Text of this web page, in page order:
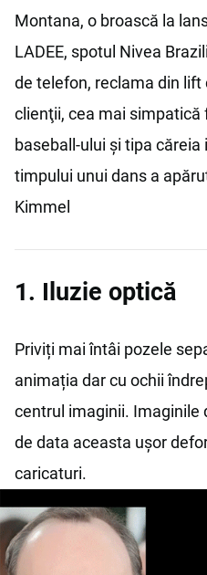
Montana, o broască la
LADEE, spotul Nivea
de telefon, reclama din lift
clienţii, cea mai
baseball-ului și tipa
timpului unui dans a
Kimmel
1. Iluzie optică
Priviți mai întâi pozele
animația dar cu ochii
centrul imaginii. Imaginile
de data aceasta ușor
caricaturi.